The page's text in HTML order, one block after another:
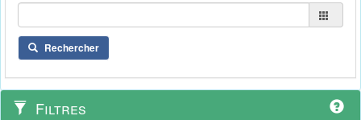
Rechercher
Filtres